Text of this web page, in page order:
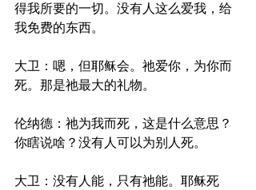
得我所要的一切。没有人这么爱我，给
我免费的东西。
大卫：嗯，但耶稣会。祂爱你，为你而
死。那是祂最大的礼物。
伦纳德：祂为我而死，这是什么意思？
你瞎说啥？没有人可以为别人死。
大卫：没有人能，只有祂能。耶稣死